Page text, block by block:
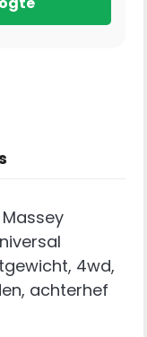
4wd,
achterhef